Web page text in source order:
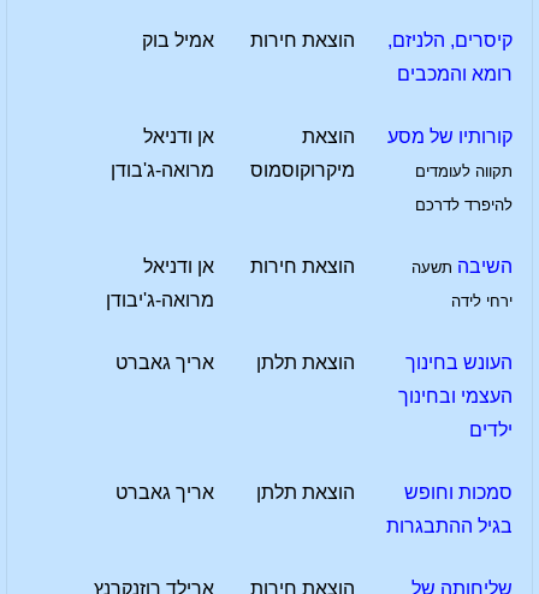
קיסרים, הלניזם,
רומא והמכבים
הוצאת חירות אמיל בוק
קורותיו של מסע
תקווה לעומדים
להיפרד לדרכם
הוצאת
מיקרוקוסמוס
אן ודניאל
מרואה-ג'בודן
השיבה תשעה
ירחי לידה
הוצאת חירות
אן ודניאל
מרואה-ג'יבודן
העונש בחינוך
העצמי ובחינוך
ילדים
הוצאת תלתן אריך גאברט
סמכות וחופש
בגיל ההתבגרות
הוצאת תלתן אריך גאברט
שליחותה של
הוצאת חירות
ארילד רוזנקרנץ